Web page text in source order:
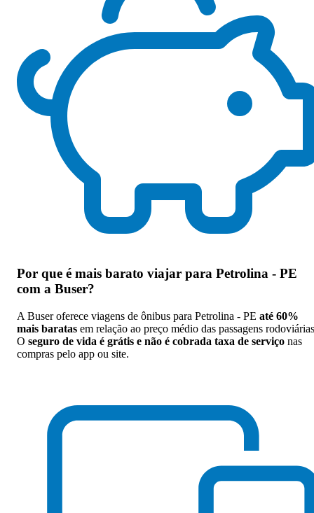
Por que é mais barato viajar para Petrolina - PE
com a Buser?
A Buser oferece viagens de ônibus para Petrolina - PE até 60%
mais baratas em relação ao preço médio das passagens
O seguro de vida é grátis e não é cobrada taxa de serviço nas
compras pelo app ou site.